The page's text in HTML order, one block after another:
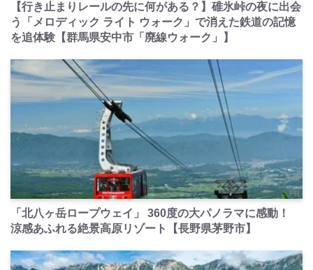
【行き止まりレールの先に何がある？】碓氷峠の夜に出会
う「メロディック ライト ウォーク」で消えた鉄道の記憶
を追体験【群馬県安中市「廃線ウォーク」】
PR
「北八ヶ岳ロープウェイ」 360度の大パノラマに感動！
涼感あふれる絶景高原リゾート【長野県茅野市】